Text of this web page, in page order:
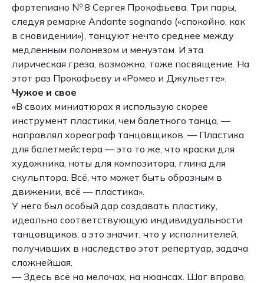
фортепиано № 8 Сергея Прокофьева. Три пары,
следуя ремарке Andante sognando («спокойно, как
в сновидении»), танцуют нечто среднее между
медленным полонезом и менуэтом. И эта
лирическая греза, возможно, тоже посвящение. На
этот раз Прокофьеву и «Ромео и Джульетте».
Чужое и свое
«В своих миниатюрах я использую скорее
инструмент пластики, чем балетного танца, —
направлял хореограф танцовщиков. — Пластика
для балетмейстера — это то же, что краски для
художника, ноты для композитора, глина для
скульптора. Всё, что может быть образным в
движении, всё — пластика».
У него был особый дар создавать пластику,
идеально соответствующую индивидуальности
танцовщиков, а это значит, что у исполнителей,
получивших в наследство этот репертуар, задача
сложнейшая.
— Здесь всё на мелочах, на нюансах. Шаг вправо,